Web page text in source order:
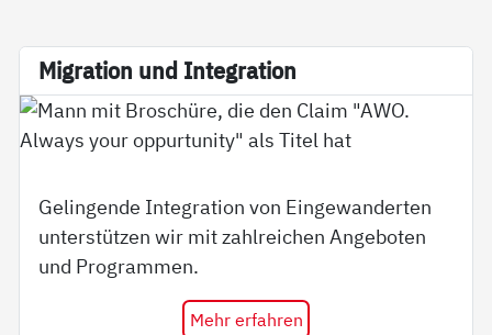
Mi­g­ra­ti­on und In­te­g­ra­ti­on
Gelingende Integration von Eingewanderten
unterstützen wir mit zahlreichen Angeboten
und Programmen.
Mehr erfahren